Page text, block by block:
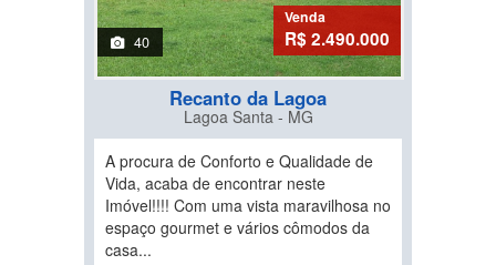
40
Venda
R$ 2.490.000
Recanto da Lagoa
Lagoa Santa - MG
A procura de Conforto e Qualidade de
Vida, acaba de encontrar neste
Imóvel!!!! Com uma vista maravilhosa no
espaço gourmet e vários cômodos da
casa...